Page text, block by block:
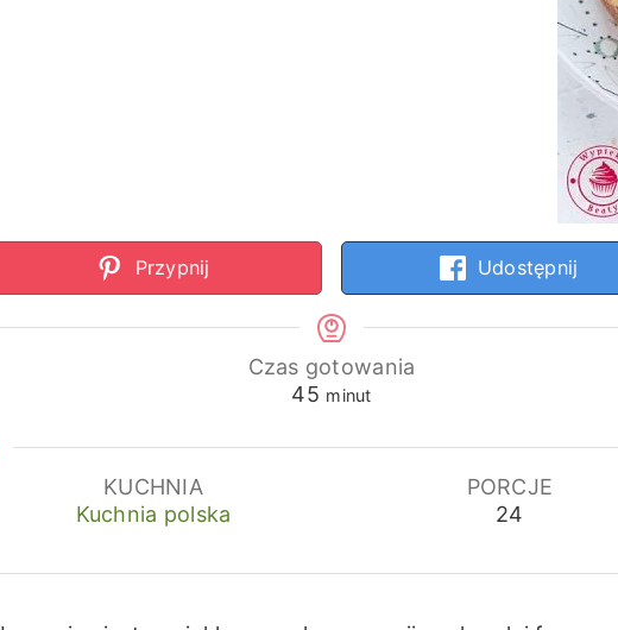
Przypnij Udostępnij
Czas gotowania
45minuty
minut
KUCHNIA
Kuchnia polska
PORCJE
24